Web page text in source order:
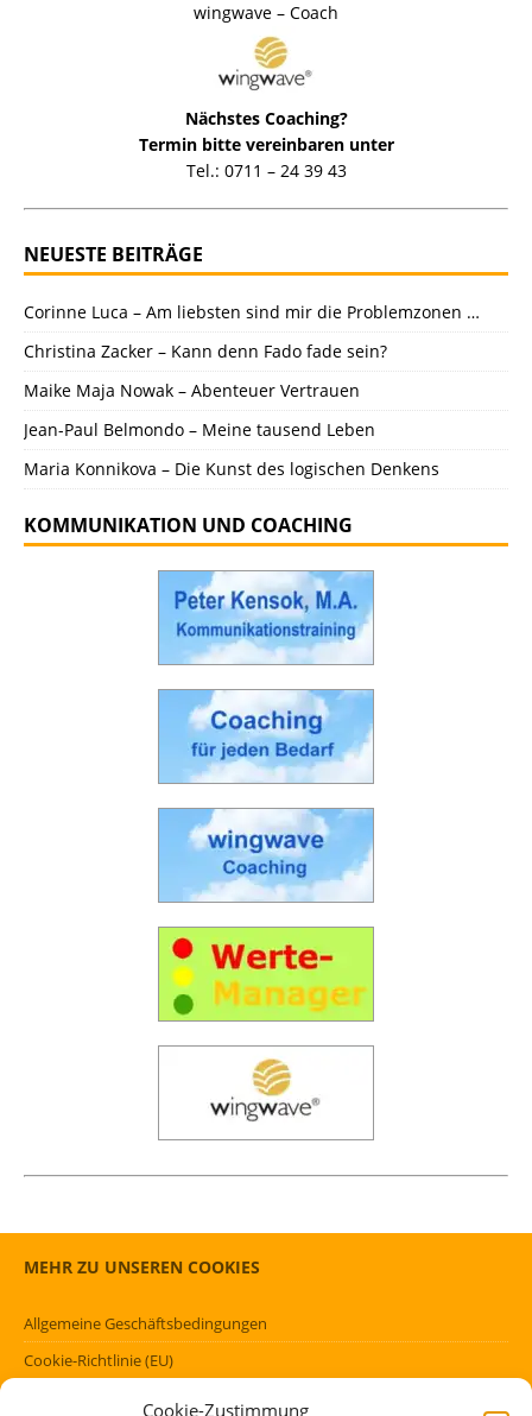
Cookie-Zustimmung
wingwave – Coach
Nächstes Coaching?
Termin bitte vereinbaren unter
Tel.: 0711 – 24 39 43
NEUESTE BEITRÄGE
Corinne Luca – Am liebsten sind mir die Problemzonen …
Christina Zacker – Kann denn Fado fade sein?
Maike Maja Nowak – Abenteuer Vertrauen
Jean-Paul Belmondo – Meine tausend Leben
Maria Konnikova – Die Kunst des logischen Denkens
KOMMUNIKATION UND COACHING
MEHR ZU UNSEREN COOKIES
Allgemeine Geschäftsbedingungen
Cookie-Richtlinie (EU)